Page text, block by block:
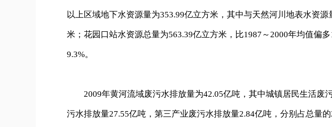
以上区域地下水资源量为353.99亿立方米，其中与天然河川地表水资
米；花园口站水资源总量为563.39亿立方米，比1987～2000年均值偏
9.3%。
2009年黄河流域废污水排放量为42.05亿吨，其中城镇居民生活废
污水排放量27.55亿吨，第三产业废污水排放量2.84亿吨，分别占总量的